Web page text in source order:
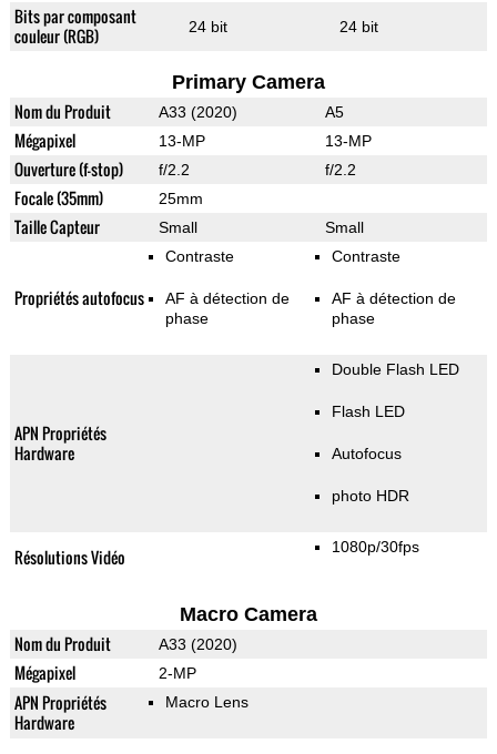
Bits par composant
couleur (RGB)
24 bit 24 bit
Primary Camera
Nom du Produit A33 (2020) A5
Mégapixel 13-MP 13-MP
Ouverture (f-stop) f/2.2 f/2.2
Focale (35mm) 25mm
Taille Capteur Small Small
Propriétés autofocus
Contraste
AF à détection de
phase
Contraste
AF à détection de
phase
APN Propriétés
Hardware
Double Flash LED
Flash LED
Autofocus
photo HDR
Résolutions Vidéo 1080p/30fps
Macro Camera
Nom du Produit A33 (2020)
Mégapixel 2-MP
APN Propriétés
Hardware
Macro Lens